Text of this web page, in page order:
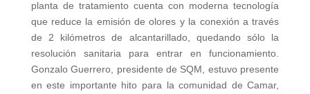
planta de tratamiento cuenta con moderna tecnología
que reduce la emisión de olores y la conexión a través
de 2 kilómetros de alcantarillado, quedando sólo la
resolución sanitaria para entrar en funcionamiento.
Gonzalo Guerrero, presidente de SQM, estuvo presente
en este importante hito para la comunidad de Camar,